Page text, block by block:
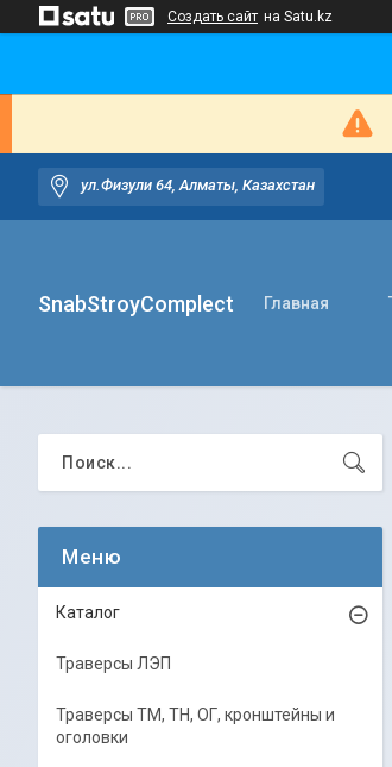
Создать сайт на Satu.kz
ул.Физули 64, Алматы, Казахстан
SnabStroyComplect Главная
Каталог
Траверсы ЛЭП
Траверсы ТМ, ТН, ОГ, кронштейны и
оголовки